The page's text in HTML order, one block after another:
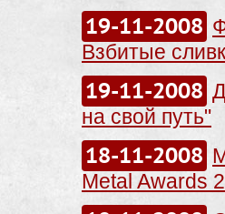
19-11-2008
Взбитые
19-11-2008
на свой путь"
18-11-2008
Metal Awards